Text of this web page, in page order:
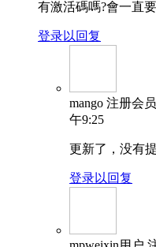
有激活碼嗎?會一直
登录以回复
mango 注册会员
午9:25
更新了，没有
登录以回复